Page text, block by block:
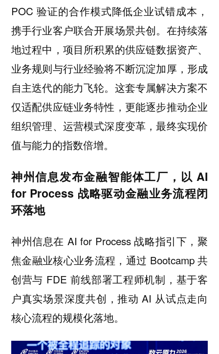
POC 验证的合作模式降低企业试错成本，
携手行业客户联合开展场景共创。在持续落
地过程中，项目所积累的供应链数据资产、
业务规则与行业经验将不断沉淀加厚，形成
自主迭代的能力飞轮。这套专属解决方案不
仅适配供应链业务特性，更能逐步推动企业
组织管理、运营模式深度变革，最终实现价
值与能力的指数倍增。
神州信息发布金融智能体工厂，以 AI
for Process 战略驱动金融业务流程闭
环落地
神州信息在 AI for Process 战略指引下，聚
焦金融业核心业务流程，通过 Bootcamp 共
创营与 FDE 前线部署工程师机制，基于客
户真实场景深度共创，推动 AI 从试点走向
核心流程的规模化落地。